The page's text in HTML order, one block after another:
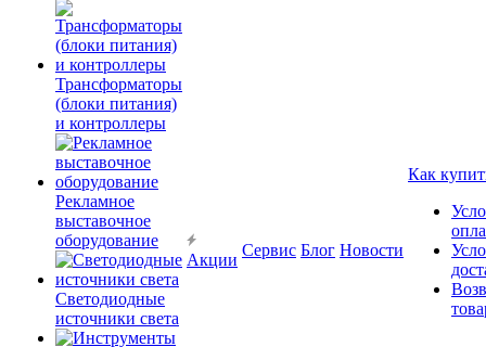
Трансформаторы
(блоки питания)
и контроллеры
Рекламное
выставочное
оборудование
Светодиодные
источники света
Акции
Сервис Блог Новости
Как